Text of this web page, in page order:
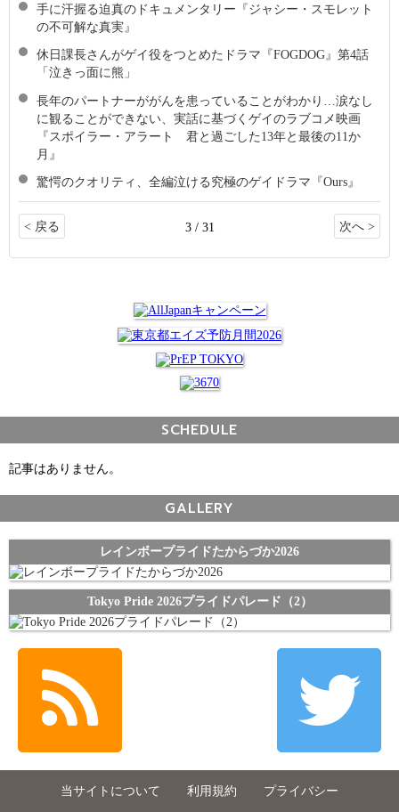
手に汗握る迫真のドキュメンタリー『ジャシー・スモレット
の不可解な真実』
休日課長さんがゲイ役をつとめたドラマ『FOGDOG』第4話
「泣きっ面に熊」
長年のパートナーががんを患っていることがわかり…涙なし
に観ることができない、実話に基づくゲイのラブコメ映画
『スポイラー・アラート 君と過ごした13年と最後の11か
月』
驚愕のクオリティ、全編泣ける究極のゲイドラマ『Ours』
< 戻る 3 / 31 次へ >
SCHEDULE
記事はありません。
GALLERY
レインボープライドたからづか2026
Tokyo Pride 2026プライドパレード（2）
当サイトについて 利用規約 プライバシー